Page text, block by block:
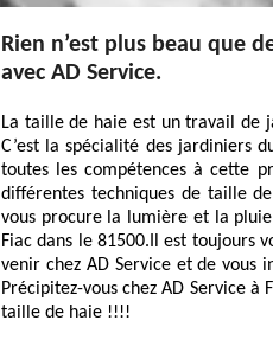
Rien n’est plus beau que
avec AD Service.
La taille de haie est un travail de
C’est la spécialité des jardiniers
toutes les compétences à cette
différentes techniques de taille
vous procure la lumière et la
Fiac dans le 81500.Il est toujours
venir chez AD Service et de
Précipitez-vous chez AD Service à
taille de haie !!!!